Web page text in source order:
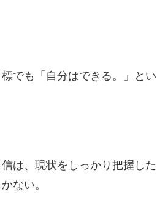
でも「自分はできる。」とい
は、現状をしっかり把握した
ない。